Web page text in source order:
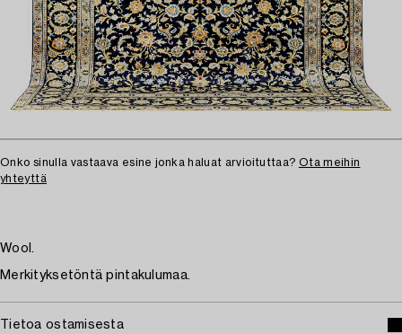
Onko sinulla vastaava esine jonka haluat arvioituttaa? Ota meihin
yhteyttä
Wool.
Merkityksetöntä pintakulumaa.
Tietoa ostamisesta